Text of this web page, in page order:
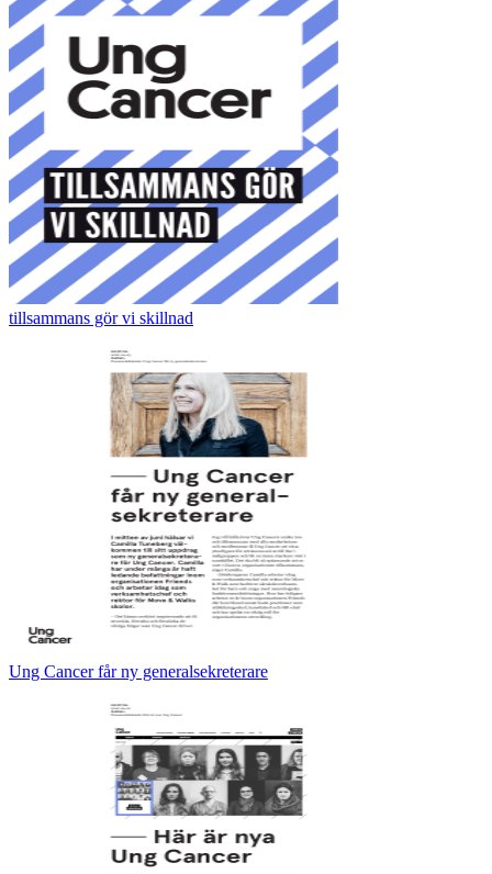
tillsammans gör vi skillnad
Ung Cancer får ny generalsekreterare